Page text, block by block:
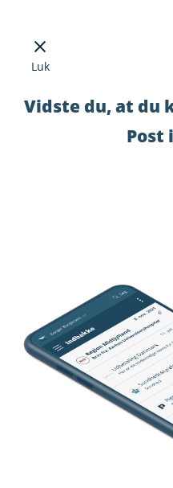
Luk
Vidste du, at du
Post